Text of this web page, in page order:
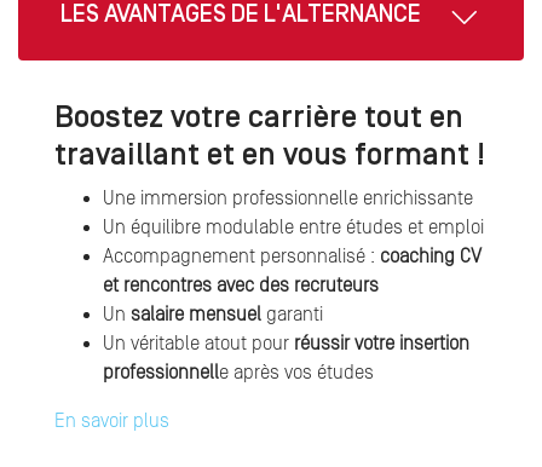
LES AVANTAGES DE L'ALTERNANCE
Boostez votre carrière tout en
travaillant et en vous formant !
Une immersion professionnelle enrichissante
Un équilibre modulable entre études et emploi
Accompagnement personnalisé : coaching CV
et rencontres avec des recruteurs
Un salaire mensuel garanti
Un véritable atout pour réussir votre insertion
professionnelle après vos études
En savoir plus